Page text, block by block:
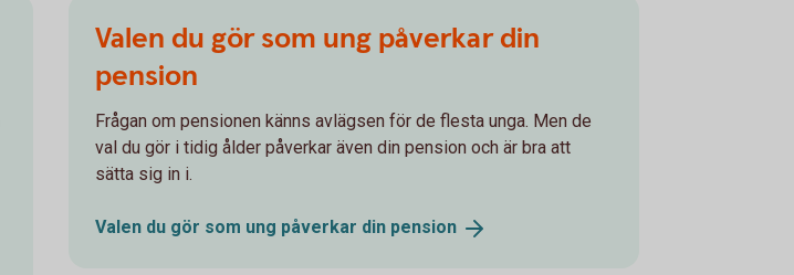
Valen du gör som ung påverkar din
pension
Frågan om pensionen känns avlägsen för de flesta unga. Men de
val du gör i tidig ålder påverkar även din pension och är bra att
sätta sig in i.
Valen du gör som ung påverkar din pension